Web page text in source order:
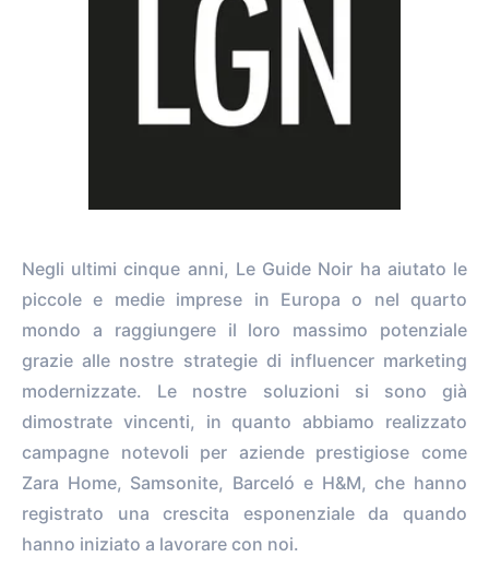
Negli ultimi cinque anni, Le Guide Noir ha aiutato le
piccole e medie imprese in Europa o nel quarto
mondo a raggiungere il loro massimo potenziale
grazie alle nostre strategie di influencer marketing
modernizzate. Le nostre soluzioni si sono già
dimostrate vincenti, in quanto abbiamo realizzato
campagne notevoli per aziende prestigiose come
Zara Home, Samsonite, Barceló e H&M, che hanno
registrato una crescita esponenziale da quando
hanno iniziato a lavorare con noi.